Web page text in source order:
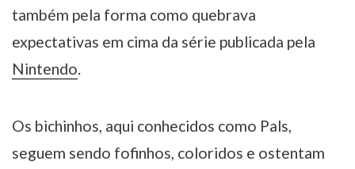
também pela forma como quebrava
expectativas em cima da série publicada pela
Nintendo.
Os bichinhos, aqui conhecidos como Pals,
seguem sendo fofinhos, coloridos e ostentam